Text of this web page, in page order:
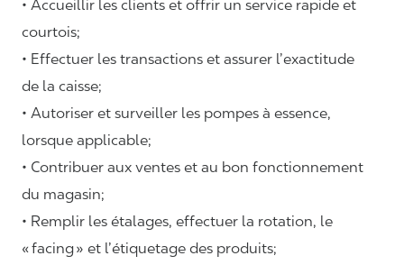
• Accueillir les clients et offrir un service rapide et
courtois;
• Effectuer les transactions et assurer l’exactitude
de la caisse;
• Autoriser et surveiller les pompes à essence,
lorsque applicable;
• Contribuer aux ventes et au bon fonctionnement
du magasin;
• Remplir les étalages, effectuer la rotation, le
« facing » et l’étiquetage des produits;